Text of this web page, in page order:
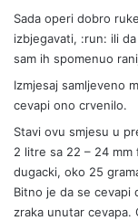
Sada operi dobro
izbjegavati, :run: ili
sam ih spomenuo
Izmjesaj samljeveno
cevapi ono crvenilo.
Stavi ovu smjesu u
2 litre sa 22 – 24
dugacki, oko 25
Bitno je da se cevapi
zraka unutar cevapa.